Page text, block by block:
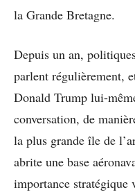
la Grande Bretagne.
Depuis un an,
parlent régulièrement,
Donald Trump lui-
conversation, de
la plus grande île de
abrite une base
importance